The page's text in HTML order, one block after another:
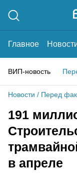
Главное
ВИП-новость
Новости / Перед
191
в апреле